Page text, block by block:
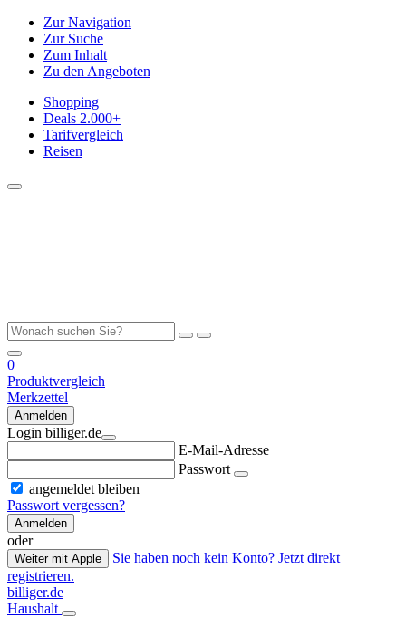
Zur Navigation
Zur Suche
Zum Inhalt
Zu den Angeboten
Shopping
Deals 2.000+
Tarifvergleich
Reisen
0
Produktvergleich
Merkzettel
Anmelden
Login billiger.de
E-Mail-Adresse
Passwort
angemeldet bleiben
Passwort vergessen?
Anmelden
oder
Weiter mit Apple
Sie haben noch kein Konto? Jetzt direkt
registrieren.
billiger.de
Haushalt